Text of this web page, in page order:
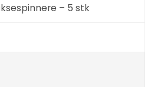
– 5 stk